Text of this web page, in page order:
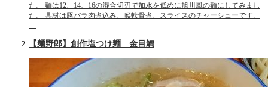
た。 麺は12、14、16の混合切刃で加水を低めに旭川風の麺にしてみまし
た。 具材は豚バラ肉煮込み、喉軟骨煮、スライスのチャーシューです。
…
【麺野郎】創作塩つけ麺 金目鯛